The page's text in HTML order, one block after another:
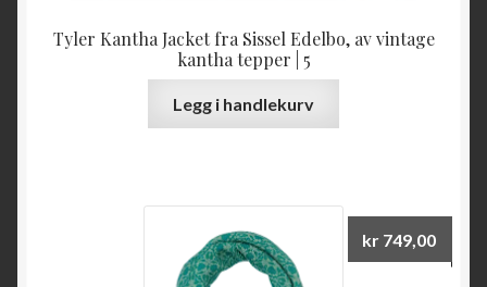
Tyler Kantha Jacket fra Sissel Edelbo, av vintage
kantha tepper | 5
Legg i handlekurv
kr 749,00